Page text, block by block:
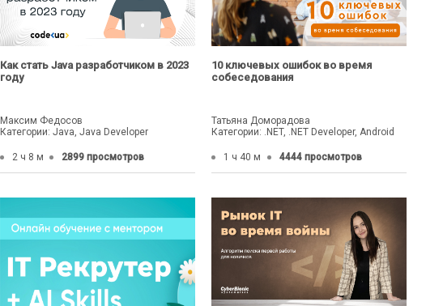
Как стать Java разработчиком в 2023
году
Максим Федосов
Категории: Java, Java Developer
2 ч 8 м 2899 просмотров
10 ключевых ошибок во время
собеседования
Татьяна Доморадова
Категории: .NET, .NET Developer, Android
1 ч 40 м 4444 просмотров